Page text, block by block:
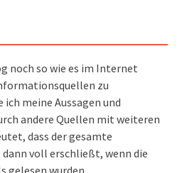
noch so wie es im Internet
zu
meine Aussagen und
andere Quellen mit weiteren
dass der gesamte
voll erschließt, wenn die